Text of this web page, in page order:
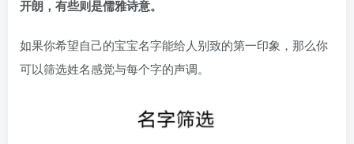
开朗，有些则是儒雅诗意。
如果你希望自己的宝宝名字能给人别致的第一印象，那么你
可以筛选姓名感觉与每个字的声调。